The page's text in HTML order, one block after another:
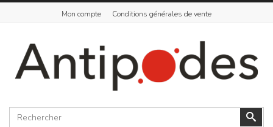
Mon compte Conditions générales de vente
Rechercher